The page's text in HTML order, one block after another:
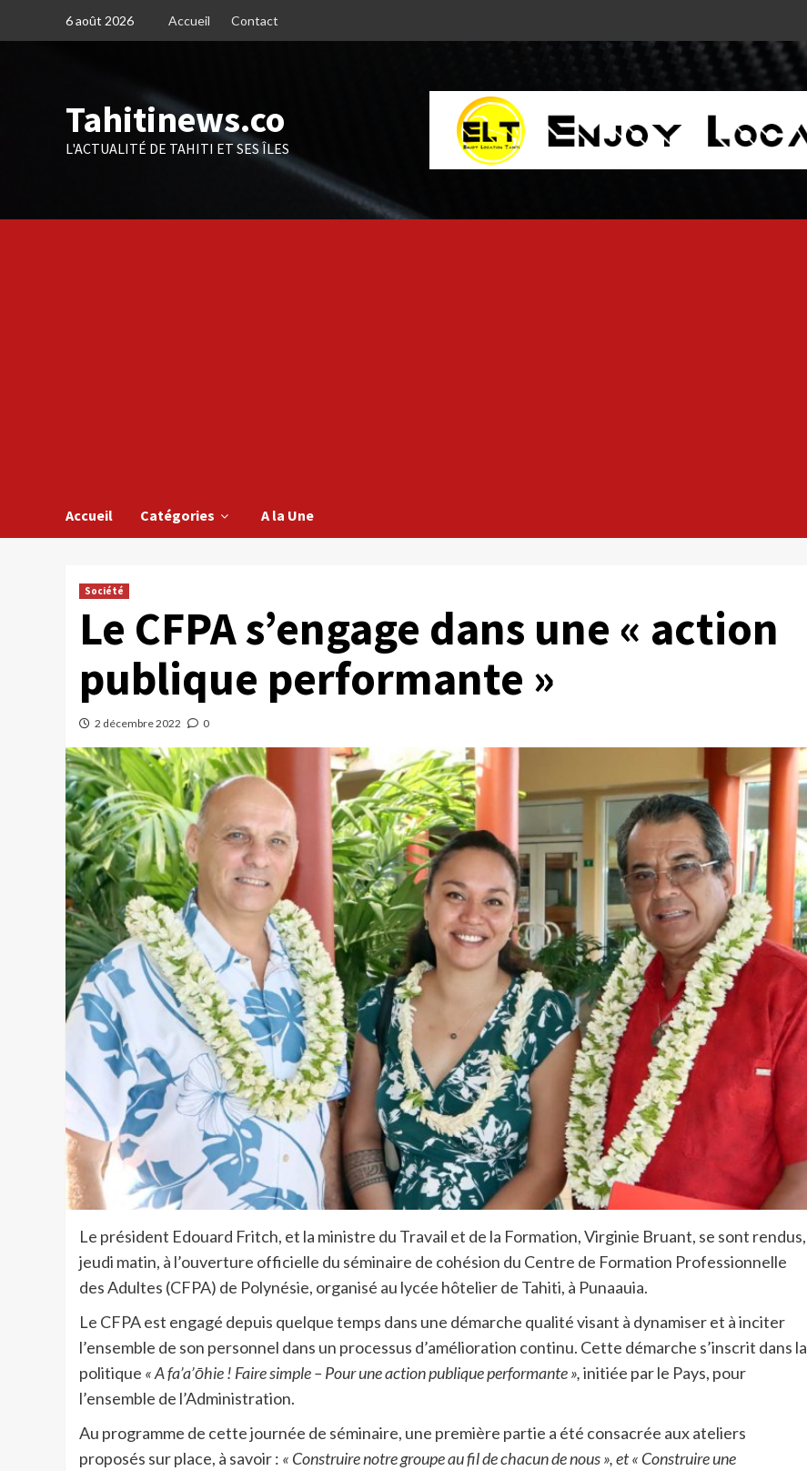
6 août 2026 Accueil Contact
Tahitinews.co
L'ACTUALITÉ DE TAHITI ET SES ÎLES
Accueil Catégories A la Une
Société
Le CFPA s’engage dans une « action
publique performante »
2 décembre 2022 0
Le président Edouard Fritch, et la ministre du Travail et de la Formation, Virginie Bruant, se sont rendus,
jeudi matin, à l’ouverture officielle du séminaire de cohésion du Centre de Formation Professionnelle
des Adultes (CFPA) de Polynésie, organisé au lycée hôtelier de Tahiti, à Punaauia.
Le CFPA est engagé depuis quelque temps dans une démarche qualité visant à dynamiser et à inciter
l’ensemble de son personnel dans un processus d’amélioration continu. Cette démarche s’inscrit dans la
politique « A fa’a’ōhie ! Faire simple – Pour une action publique performante »,initiée par le Pays, pour
l’ensemble de l’Administration.
Au programme de cette journée de séminaire, une première partie a été consacrée aux ateliers
proposés sur place, à savoir : « Construire notre groupe au fil de chacun de nous », et« Construire une